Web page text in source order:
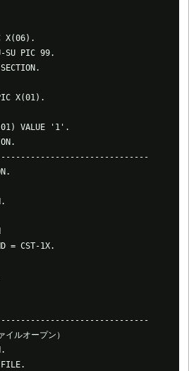
X(06).
SU PIC 99.
SECTION.
X(01).
VALUE '1'.
= CST-1X.
ルオープン）
FILE.